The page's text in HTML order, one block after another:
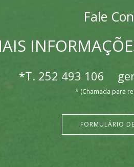
Fale
*T. 252 493 106
* (Chamada para
FORMULÁRIO